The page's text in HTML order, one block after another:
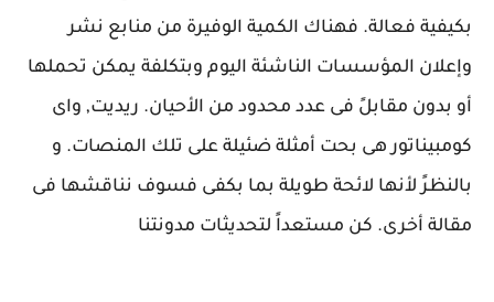
بكيفية فعالة. فهناك الكمية الوفيرة من منابع نشر
وإعلان المؤسسات الناشئة اليوم وبتكلفة يمكن تحملها
أو بدون مقابلً فى عدد محدود من الأحيان. ريديت, واى
كومبيناتور هى بحت أمثلة ضئيلة على تلك المنصات. و
بالنظرً لأنها لائحة طويلة بما بكفى فسوف نناقشها فى
مقالة أخرى. كن مستعداً لتحديثات مدونتنا